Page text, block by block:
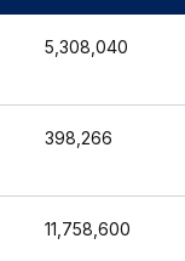
5,308,040
398,266
11,758,600